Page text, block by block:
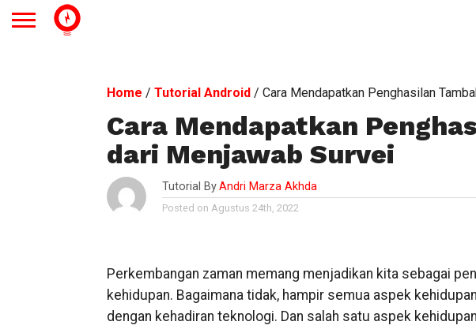
Home / Tutorial Android/ Cara Mendapatkan Penghasilan
Cara Mendapatkan
dari Menjawab Survei
Tutorial ByAndri Marza Akhda
Posted on Agustus 24th, 2022
Perkembangan zaman memang menjadikan kita sebagai
kehidupan. Bagaimana tidak, hampir semua aspek
dengan kehadiran teknologi. Dan salah satu aspek